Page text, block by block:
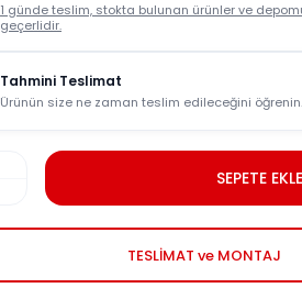
1 günde teslim, stokta bulunan ürünler ve
geçerlidir.
Tahmini Teslimat
Ürünün size ne zaman teslim edileceğini öğrenin.
SEPETE EKLE
TESLİMAT ve MONTAJ